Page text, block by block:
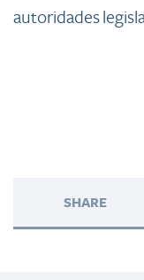
autoridades
SHARE